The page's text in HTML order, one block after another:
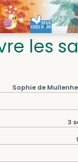
les
Sophie de
3